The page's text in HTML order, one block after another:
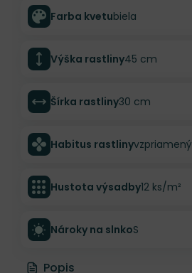
Farba kvetubiela
Výška rastliny45 cm
Šírka rastliny30 cm
Habitus rastlinyvzpriamený
Hustota výsadby12 ks/m²
Nároky na slnkoS
Popis